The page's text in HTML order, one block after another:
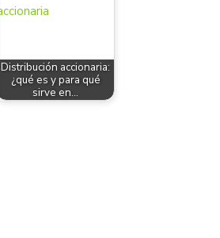
Distribución accionaria:
¿qué es y para qué
sirve en…